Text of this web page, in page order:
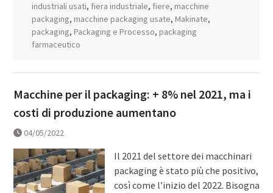
industriali usati, fiera industriale, fiere, macchine
packaging, macchine packaging usate, Makinate,
packaging, Packaging e Processo, packaging
farmaceutico
Macchine per il packaging: + 8% nel 2021, ma i
costi di produzione aumentano
04/05/2022
Il 2021 del settore dei macchinari
packaging è stato più che positivo,
così come l’inizio del 2022. Bisogna